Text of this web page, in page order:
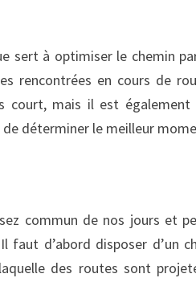
sert à optimiser le chemin
rencontrées en cours de
court, mais il est
déterminer le meilleur
commun de nos jours et
faut d’abord disposer d’un
des routes sont